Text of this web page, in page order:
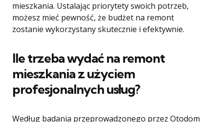
mieszkania. Ustalając priorytety swoich potrzeb,
możesz mieć pewność, że budżet na remont
zostanie wykorzystany skutecznie i efektywnie.
Ile trzeba wydać na remont
mieszkania z użyciem
profesjonalnych usług?
Według badania przeprowadzonego przez Otodom